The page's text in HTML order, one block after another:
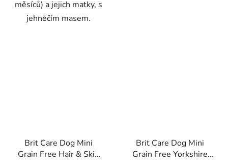
měsíců) a jejich matky, s
jehněčím masem.
Brit Care Dog Mini
Grain Free Hair & Skin
Brit Care Dog Mini
Grain Free Yorkshire